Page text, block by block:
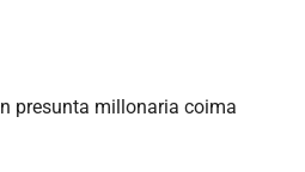
presunta millonaria coima